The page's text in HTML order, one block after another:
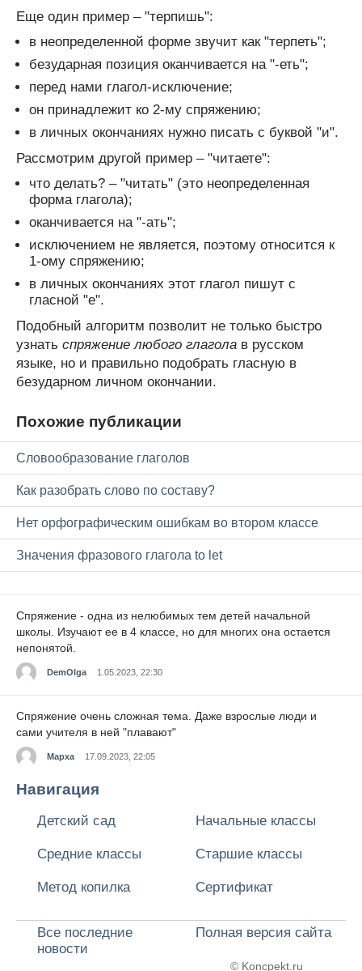
Еще один пример – "терпишь":
в неопределенной форме звучит как "терпеть";
безударная позиция оканчивается на "-еть";
перед нами глагол-исключение;
он принадлежит ко 2-му спряжению;
в личных окончаниях нужно писать с буквой "и".
Рассмотрим другой пример – "читаете":
что делать? – "читать" (это неопределенная
форма глагола);
оканчивается на "-ать";
исключением не является, поэтому относится к
1-ому спряжению;
в личных окончаниях этот глагол пишут с
гласной "е".
Подобный алгоритм позволит не только быстро
узнать спряжение любого глагола в русском
языке, но и правильно подобрать гласную в
безударном личном окончании.
Похожие публикации
Словообразование глаголов
Как разобрать слово по составу?
Нет орфографическим ошибкам во втором классе
Значения фразового глагола to let
Спряжение - одна из нелюбимых тем детей начальной
школы. Изучают ее в 4 классе, но для многих она остается
непонятой.
DemOlga 1.05.2023, 22:30
Спряжение очень сложная тема. Даже взрослые люди и
сами учителя в ней "плавают"
Марха 17.09.2023, 22:05
Навигация
Детский сад Начальные классы
Средние классы Старшие классы
Метод копилка Сертификат
Все последние
новости
Полная версия сайта
© Koncpekt.ru